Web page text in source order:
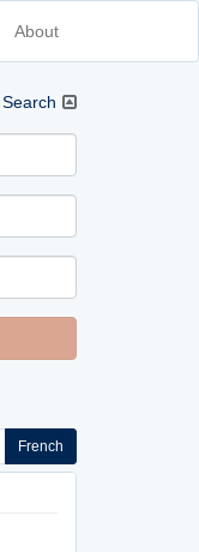
About
French